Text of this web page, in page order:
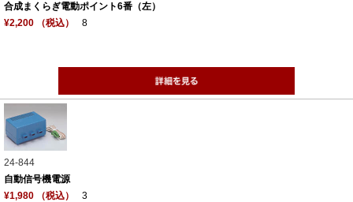
合成まくらぎ電動ポイント6番（左）
¥2,200 （税込）
8
24-844
自動信号機電源
¥1,980 （税込）
3